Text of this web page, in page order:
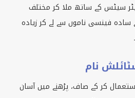
سیٹس کے ساتھ ملا کر مختلف
سادہ فینسی ناموں سے لے کر زیادہ
نام
کر کے صاف، پڑھنے میں آسان